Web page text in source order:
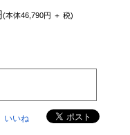
(本体46,790円 ＋ 税)
いいね